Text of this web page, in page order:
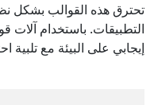
تحترق هذه القوالب بشكل
التطبيقات. باستخدام آلات
إيجابي على البيئة مع تلبية